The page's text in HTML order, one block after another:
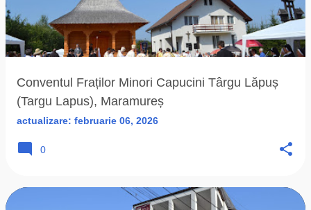
Conventul Fraților Minori Capucini Târgu Lăpuș
(Targu Lapus), Maramureș
actualizare: februarie 06, 2026
0